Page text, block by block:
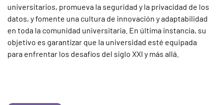
universitarios, promueva la seguridad y la privacidad de los
datos, y fomente una cultura de innovación y adaptabilidad
en toda la comunidad universitaria. En última instancia, su
objetivo es garantizar que la universidad esté equipada
para enfrentar los desafíos del siglo XXI y más allá.